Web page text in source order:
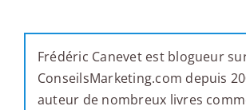
Frédéric Canevet est blogueur
ConseilsMarketing.com depuis
auteur de nombreux livres